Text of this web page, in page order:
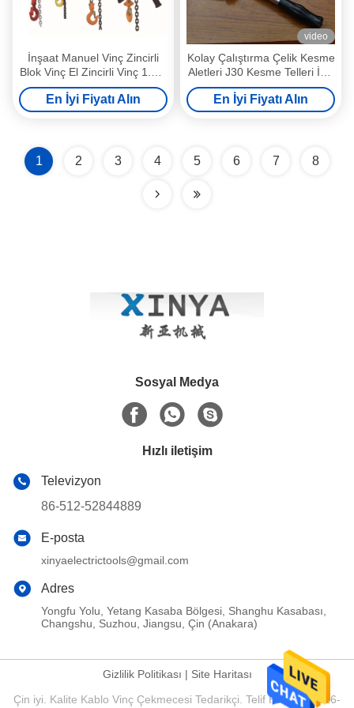
İnşaat Manuel Vinç Zincirli
Blok Vinç El Zincirli Vinç 1.5M
zincir
En İyi Fiyatı Alın
video
Kolay Çalıştırma Çelik Kesme
Aletleri J30 Kesme Telleri İçin
Mandallı Kablo Kesici
En İyi Fiyatı Alın
1 2 3 4 5 6 7 8
Sosyal Medya
Hızlı iletişim
Televizyon
86-512-52844889
E-posta
xinyaelectrictools@gmail.com
Adres
Yongfu Yolu, Yetang Kasaba Bölgesi, Shanghu Kasabası,
Changshu, Suzhou, Jiangsu, Çin (Anakara)
Gizlilik Politikası | Site Haritası
Çin iyi. Kalite Kablo Vinç Çekmecesi Tedarikçi. Telif Hakkı © 2016-